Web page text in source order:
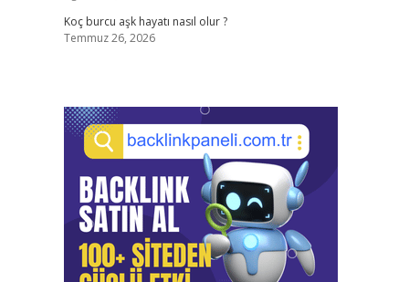
Koç burcu aşk hayatı nasıl olur ?
Temmuz 26, 2026